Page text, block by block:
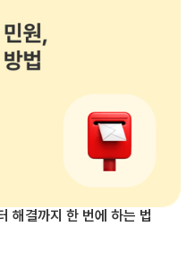
해결까지 한 번에 하는 법